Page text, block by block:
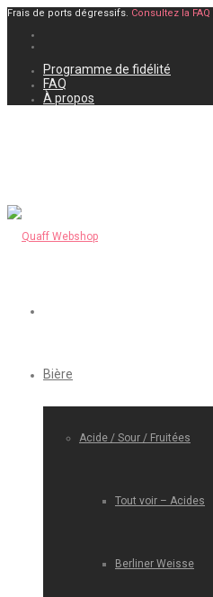
Frais de ports dégressifs. Consultez la FAQ
Programme de fidélité
FAQ
À propos
Bière
Acide / Sour / Fruitées
Tout voir – Acides
Berliner Weisse